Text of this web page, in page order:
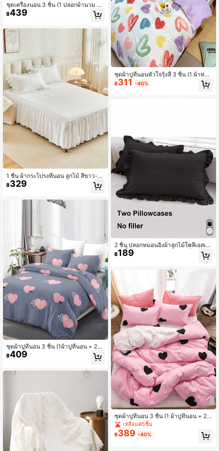
ชุดเครื่องนอน 3 ชิ้น (1 ปลอกผ้านวม +
2 ปลอกหมอน ไม่รวมผ้านวมและแผ่นร
องนอน) นุ่มสบาย ซักได้ในเครื่องซักผ้า
฿439
1 ชิ้น ผ้ากระโปรงที่นอน ลูกไม้ สีขาว-
ดำ ไล่ระดับ
฿329
ชุดผ้าปูที่นอน 3 ชิ้น (1ผ้าปูที่นอน + 2ป
ลอกหมอน) ลายดอกไฟรูปหัวใจ นุ่มสบา
ย เหมาะสำหรับเตียงเดี่ยว ขนาดคู่ ขนา
ขวัญเทศกาล
฿409
ชุดผ้าปูที่นอนหัวใจรุ้งสี 3 ชิ้น (1 ผ้าห่มป
กผ้า + ปลอกหมอน 2 ใบ, ไม่มีผ้านวม/ห
มอนใส่) นุ่มสบาย ซักด้วยเครื่องซักผ้า ข
฿311 -40%
2 ชิ้น ปลอกหมอนอิงผ้าลูกไม้โพลีเอสเต
อร์สีพื้นสีดำ สีขาว สีเทา, ซักเครื่องได้
฿189
ชุดผ้าปูที่นอน 3 ชิ้น (1 ผ้าปูที่นอน + 2 ป
ลอกหมอน) ลายหัวใจสีชมพู นุ่มสบาย เ
หมาะสำหรับเตียงเดี่ยว เต็มและควีนไซ
ส์ ซักในเครื่องได้ ตกแต่งบ้าน ของขวัญ
เหลือแค่5ชิ้น
฿389 -40%